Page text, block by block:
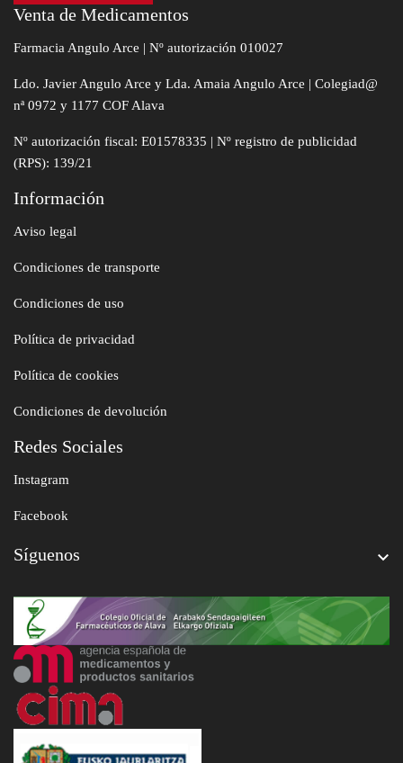
Venta de Medicamentos
Farmacia Angulo Arce | Nº autorización 010027
Ldo. Javier Angulo Arce y Lda. Amaia Angulo Arce | Colegiad@
nª 0972 y 1177 COF Alava
Nº autorización fiscal: E01578335 | Nº registro de publicidad
(RPS): 139/21
Información
Aviso legal
Condiciones de transporte
Condiciones de uso
Política de privacidad
Política de cookies
Condiciones de devolución
Redes Sociales
Instagram
Facebook
Síguenos 